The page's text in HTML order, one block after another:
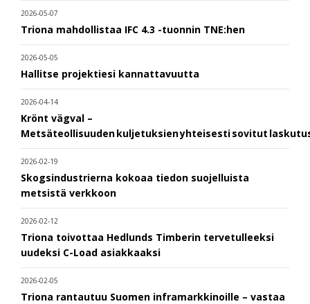
2026-05-07
Triona mahdollistaa IFC 4.3 -tuonnin TNE:hen
2026-05-05
Hallitse projektiesi kannattavuutta
2026-04-14
Krönt vägval –
Metsäteollisuuden kuljetuksien yhteisesti sovitut
2026-02-19
Skogsindustrierna kokoaa tiedon suojelluista
metsistä verkkoon
2026-02-12
Triona toivottaa Hedlunds Timberin tervetulleeksi
uudeksi C-Load asiakkaaksi
2026-02-05
Triona rantautuu Suomen inframarkkinoille – vastaa